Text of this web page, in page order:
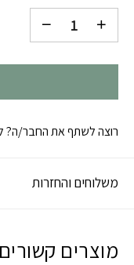
משלוחים והחזרות
רוצה לשתף את החבר/ה?
מוצרים קשורים